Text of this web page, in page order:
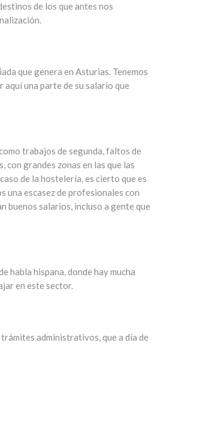
de los que antes nos
que genera en Asturias. Tenemos
una parte de su salario que
trabajos de segunda, faltos de
con grandes zonas en las que las
de la hostelería, es cierto que es
una escasez de profesionales con
buenos salarios, incluso a gente que
habla hispana, donde hay mucha
en este sector.
administrativos, que a día de